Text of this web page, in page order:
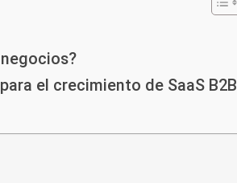
el crecimiento de SaaS B2B